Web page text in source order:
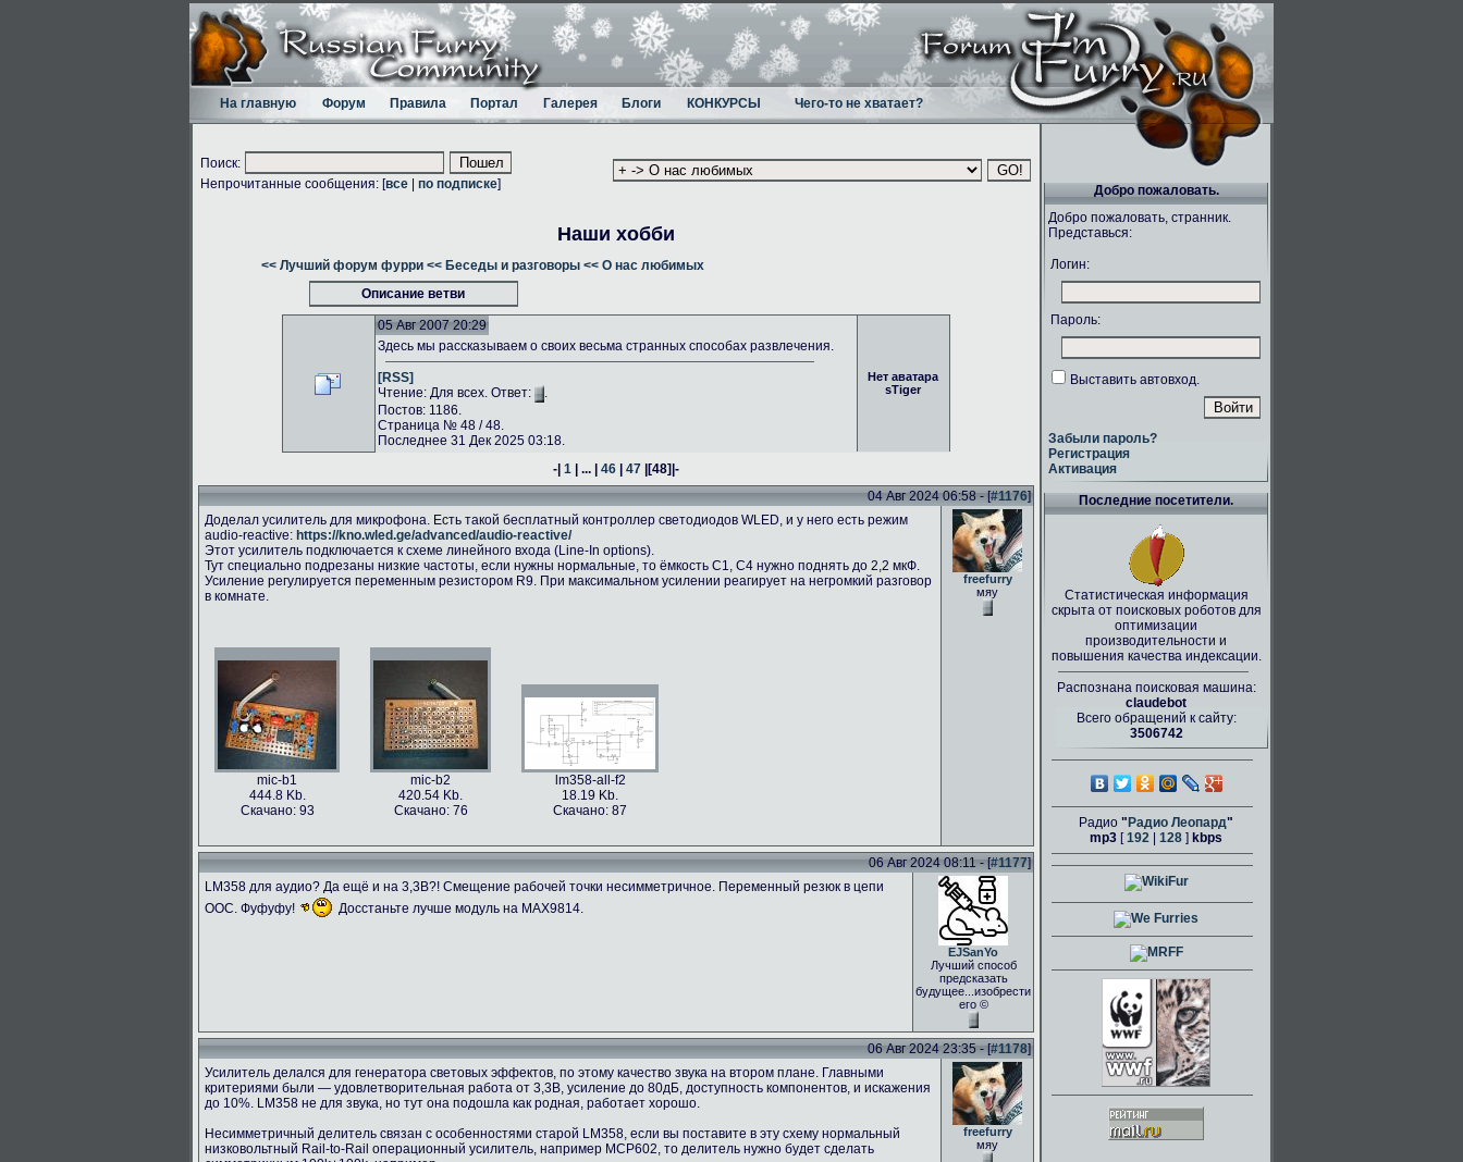
На главную Форум Правила Портал Галерея Блоги КОНКУРСЫ Чего-то не хватает?
Поиск:
Непрочитанные сообщения: [все по подписке]
Наши хобби
<< Лучший форум фурри << Беседы и разговоры << О нас любимых
Описание ветви
05 Авг 2007 20:29
Нет аватара
sTiger
Здесь мы рассказываем о своих весьма странных способах развлечения.
[RSS]
Чтение: Для всех. Ответ:
.
Постов: 1186.
Страница № 48 / 48.
Последнее 31 Дек 2025 03:18.
-| 1 | ... | 46 | 47 |[48]|-
04 Авг 2024 06:58 - [#1176]
Доделал усилитель для микрофона. Есть такой бесплатный контроллер светодиодов WLED, и у него есть режим
audio-reactive: https://kno.wled.ge/advanced/audio-reactive/
Этот усилитель подключается к схеме линейного входа (Line-In options).
Тут специально подрезаны низкие частоты, если нужны нормальные, то ёмкость C1, C4 нужно поднять до 2,2 мкФ.
Усиление регулируется переменным резистором R9. При максимальном усилении реагирует на негромкий разговор
в комнате.
mic-b1
444.8 Kb.
Скачано: 93
mic-b2
420.54 Kb.
Скачано: 76
lm358-all-f2
18.19 Kb.
Скачано: 87
freefurry
мяу
06 Авг 2024 08:11 - [#1177]
LM358 для аудио? Да ещё и на 3,3В?! Смещение рабочей точки несимметричное. Переменный резюк в цепи
ООС. Фуфуфу!
Досстаньте лучше модуль на MAX9814.
EJSanYo
Лучший способ
предсказать
будущее...изобрести
его ©
06 Авг 2024 23:35 - [#1178]
Усилитель делался для генератора световых эффектов, по этому качество звука на втором плане. Главными
критериями были — удовлетворительная работа от 3,3В, усиление до 80дБ, доступность компонентов, и искажения
до 10%. LM358 не для звука, но тут она подошла как родная, работает хорошо.
Несимметричный делитель связан с особенностями старой LM358, если вы поставите в эту схему нормальный
низковольтный Rail-to-Rail операционный усилитель, например MCP602, то делитель нужно будет сделать
freefurry
мяу
Добро пожаловать.
Добро пожаловать, странник.
Представься:
Логин:
Пароль:
Выставить автовход.
Забыли пароль?
Регистрация
Активация
Последние посетители.
Статистическая информация
скрыта от поисковых роботов для
оптимизации
производительности и
повышения качества индексации.
Распознана поисковая машина:
claudebot
Всего обращений к сайту:
3506742
Радио " Радио Леопард"
mp3 [192 128 ] kbps